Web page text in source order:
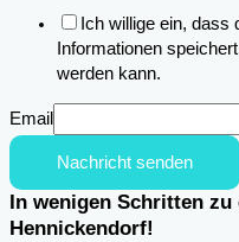
Ich willige ein, dass
Informationen
werden kann.
Email
Nachricht senden
In wenigen Schritten
Hennickendorf!